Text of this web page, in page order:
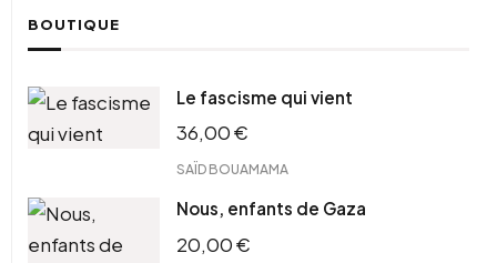
BOUTIQUE
Le fascisme qui vient
36,00€
SAÏD BOUAMAMA
Nous, enfants de Gaza
20,00€